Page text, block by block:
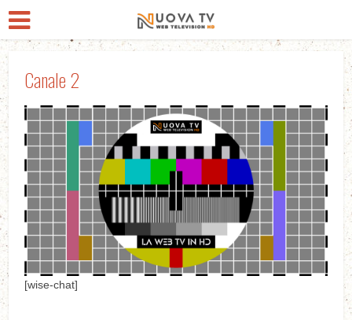
Canale 2
Play Mute PIP
Enter
[wise-chat]